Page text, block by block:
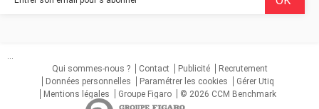
...
Qui sommes-nous ?
Contact Publicité
Recrutement
Données personnelles
Paramétrer les cookies
Gérer Utiq
Mentions légales
Groupe Figaro © 2026 CCM Benchmark